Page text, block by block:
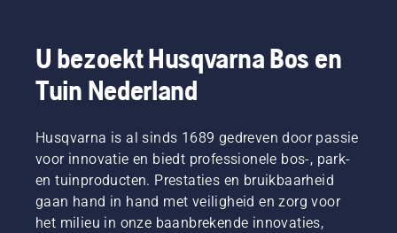
kettingzagen en kettingzagen op benzine
snelle, makkelijke start onontbeerlijk. U begint bij
elke kettingzaag met een druk op de knop of door
de slag kunt.  Ons assortiment bevat ook onze
professionele kettingzagen , kettingzagen voor
boomverzorgers en onze mini kettingzaag
U bezoekt Husqvarna Bos en
Tuin Nederland
Husqvarna is al sinds 1689 gedreven door passie
voor innovatie en biedt professionele bos-, park-
en tuinproducten. Prestaties en bruikbaarheid
gaan hand in hand met veiligheid en zorg voor
het milieu in onze baanbrekende innovaties,